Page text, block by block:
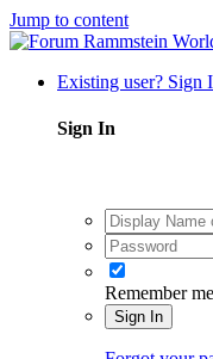
Jump to content
Existing user? Sign
Sign In
Remember me
Sign In